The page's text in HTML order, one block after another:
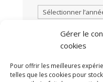
Gérer le
cookies
Pour offrir les meilleures
telles que les cookies pour
TOUTES LES